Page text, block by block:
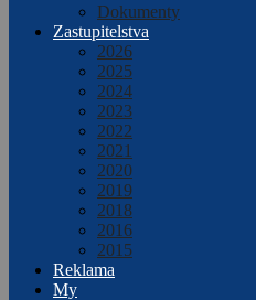
Dokumenty
Zastupitelstva
2026
2025
2024
2023
2022
2021
2020
2019
2018
2016
2015
Reklama
My